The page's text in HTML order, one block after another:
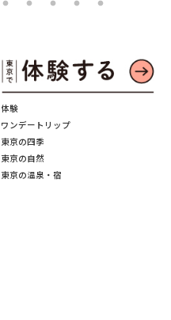
体験
ワンデートリップ
東京の四季
東京の自然
東京の温泉・宿